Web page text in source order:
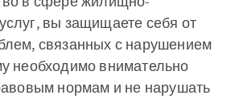
вы защищаете себя от
связанных с нарушением
необходимо внимательно
нормам и не нарушать